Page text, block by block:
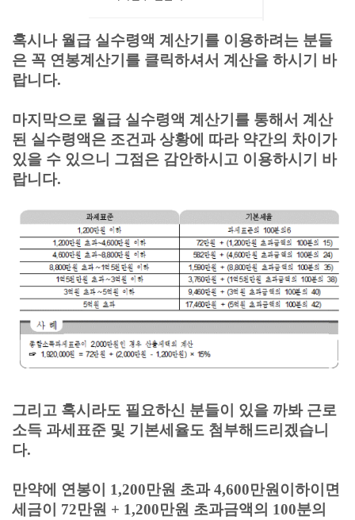
혹시나 월급 실수령액 계산기를 이용하려는 분들
은 꼭 연봉계산기를 클릭하셔서 계산을 하시기 바
랍니다.
마지막으로 월급 실수령액 계산기를 통해서 계산
된 실수령액은 조건과 상황에 따라 약간의 차이가
있을 수 있으니 그점은 감안하시고 이용하시기 바
랍니다.
그리고 혹시라도 필요하신 분들이 있을 까봐 근로
소득 과세표준 및 기본세율도 첨부해드리겠습니
다.
만약에 연봉이 1,200만원 초과 4,600만원이하이면
세금이 72만원 + 1,200만원 초과금액의 100분의